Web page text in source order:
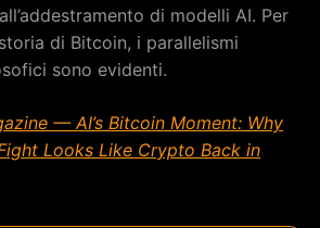
di modelli AI. Per
di Bitcoin, i parallelismi
sono evidenti.
— AI’s Bitcoin Moment: Why
Looks Like Crypto Back in